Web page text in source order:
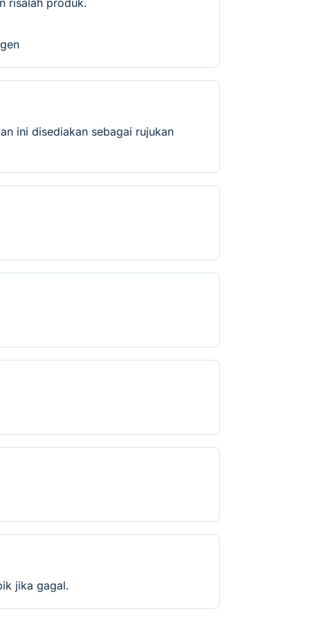
risalah produk.
ini disediakan sebagai rujukan
jika gagal.